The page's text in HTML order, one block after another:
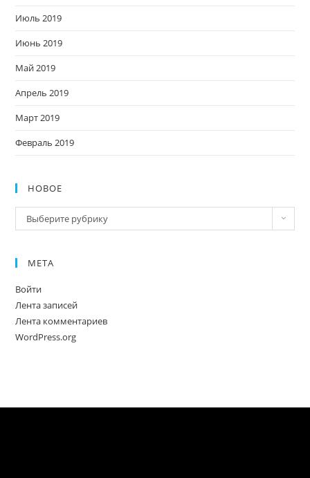
Июль 2019
Июнь 2019
Май 2019
Апрель 2019
Март 2019
Февраль 2019
НОВОЕ
Новое
Выберите рубрику
МЕТА
Войти
Лента записей
Лента комментариев
WordPress.org